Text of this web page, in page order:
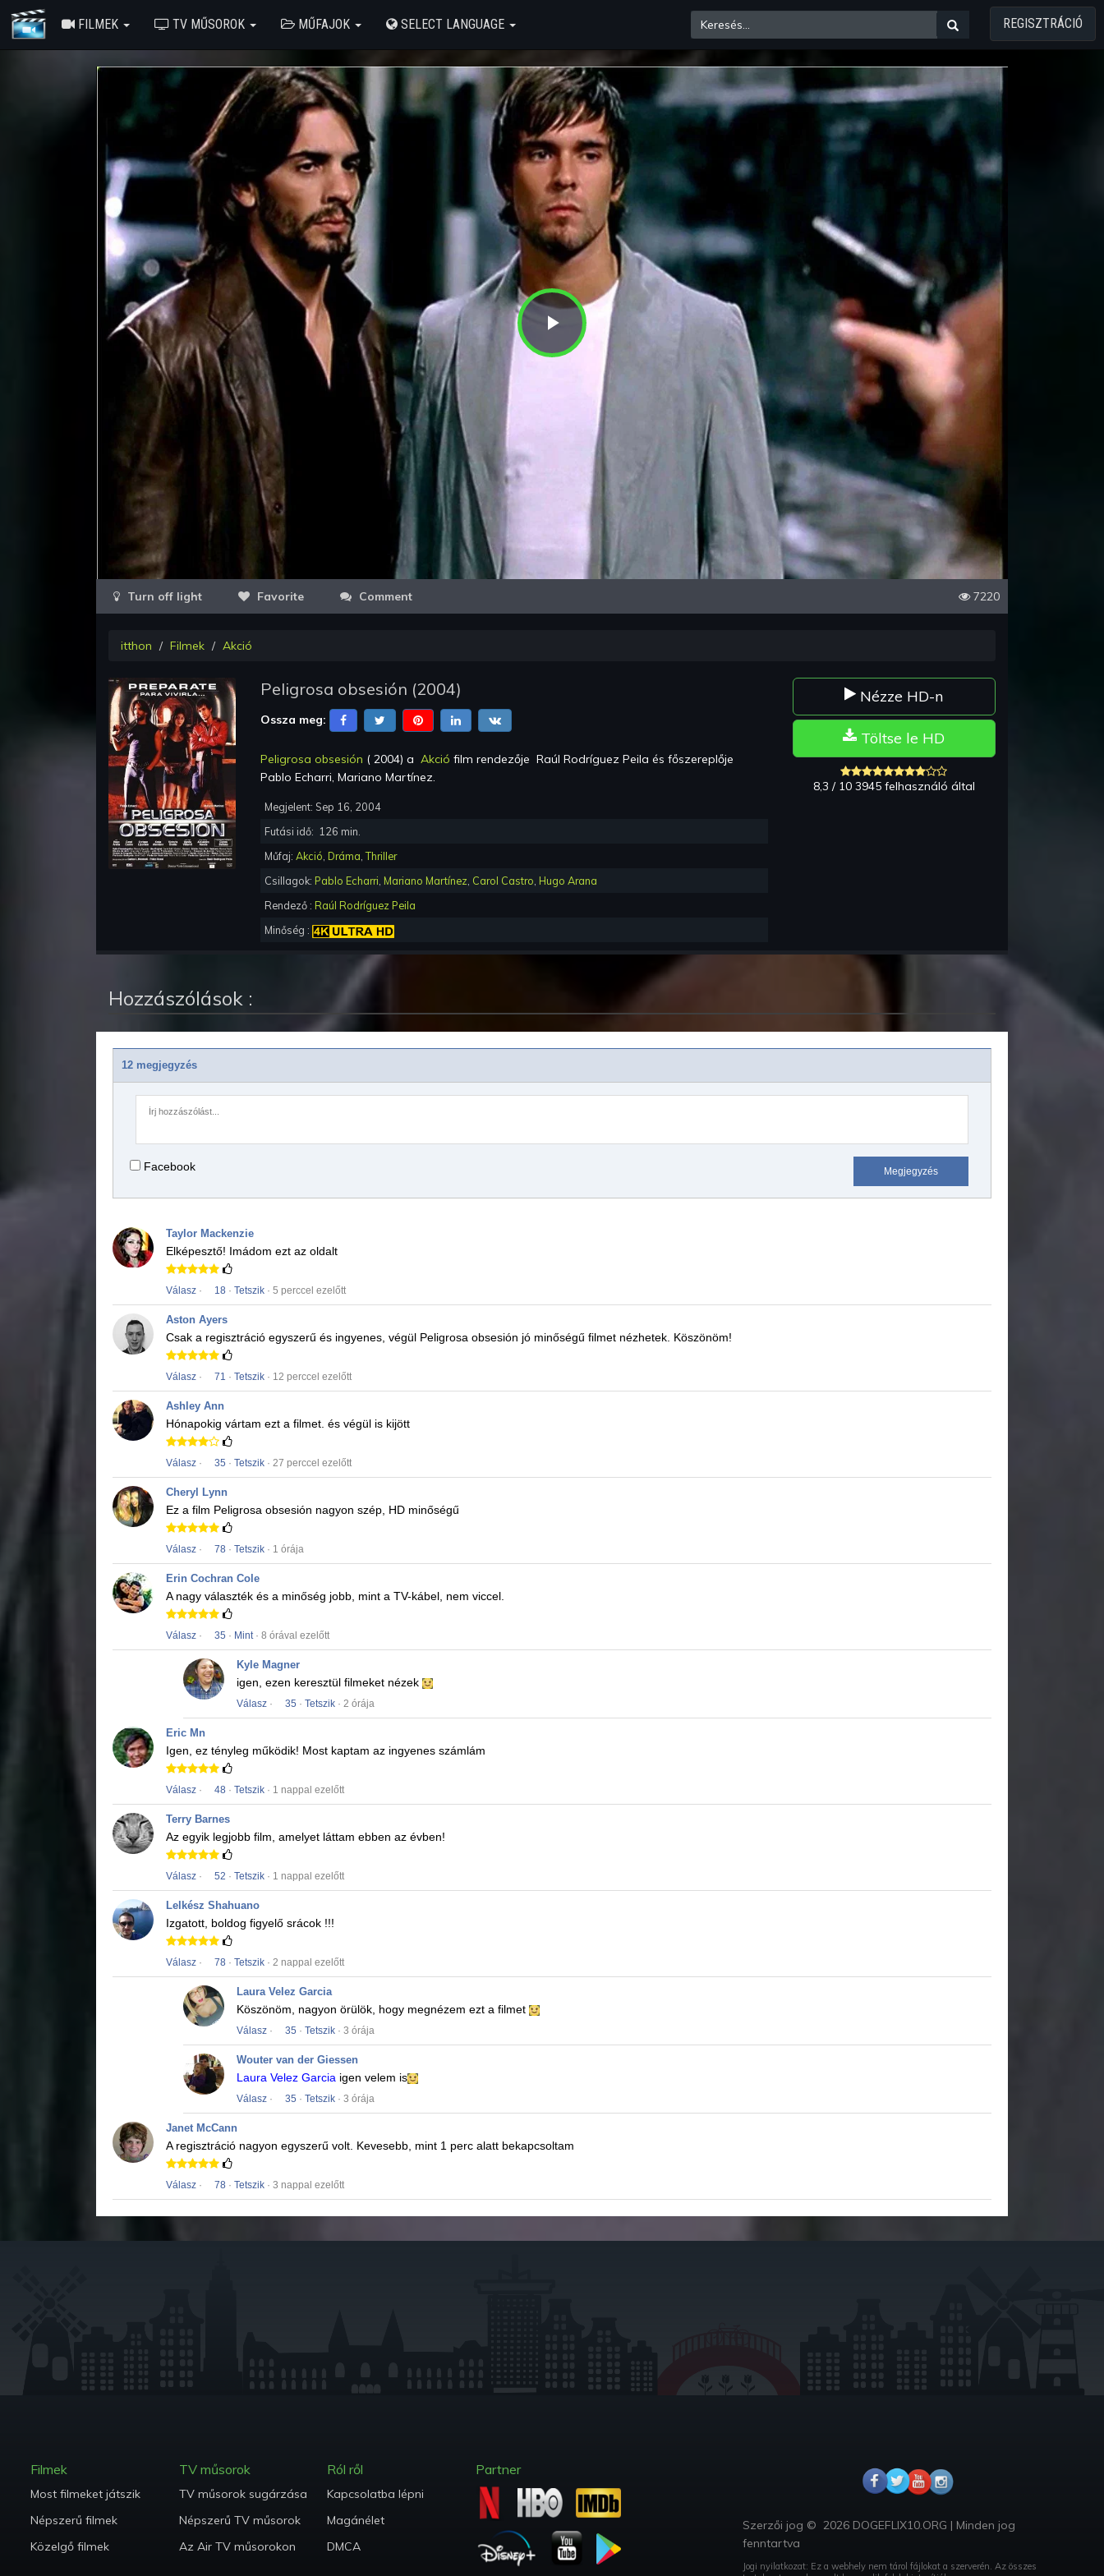
FILMEK TV MŰSOROK MŰFAJOK SELECT LANGUAGE REGISZTRÁCIÓ
Play
Video
Favorite Comment 7220
itthon Filmek Akció
Peligrosa obsesión (2004)
Ossza meg:
Peligrosa obsesión ( 2004) a Akció film rendezője Raúl Rodríguez Peila és főszereplője
Pablo Echarri, Mariano Martínez.
Megjelent: Sep 16, 2004
Futási idő: 126 min.
Műfaj: Akció, Dráma,Thriller
Csillagok: Pablo Echarri, Mariano Martínez, Carol Castro, Hugo Arana
Rendező : Raúl Rodríguez Peila
Minőség :
Nézze HD-n
Töltse le HD
8,3 / 10 3945 felhasználó által
Hozzászólások :
12 megjegyzés
Facebook Megjegyzés
Taylor Mackenzie
Elképesztő! Imádom ezt az oldalt
Válasz · 18 · Tetszik · 5 perccel ezelőtt
Aston Ayers
Csak a regisztráció egyszerű és ingyenes, végül Peligrosa obsesión jó minőségű filmet nézhetek. Köszönöm!
Válasz · 71 · Tetszik · 12 perccel ezelőtt
Ashley Ann
Hónapokig vártam ezt a filmet. és végül is kijött
Válasz · 35 · Tetszik · 27 perccel ezelőtt
Cheryl Lynn
Ez a film Peligrosa obsesión nagyon szép, HD minőségű
Válasz · 78 · Tetszik · 1 órája
Erin Cochran Cole
A nagy választék és a minőség jobb, mint a TV-kábel, nem viccel.
Válasz · 35 · Mint· 8 órával ezelőtt
Kyle Magner
igen, ezen keresztül filmeket nézek
Válasz · 35 · Tetszik · 2 órája
Eric Mn
Igen, ez tényleg működik! Most kaptam az ingyenes számlám
Válasz · 48 · Tetszik · 1 nappal ezelőtt
Terry Barnes
Az egyik legjobb film, amelyet láttam ebben az évben!
Válasz · 52 · Tetszik · 1 nappal ezelőtt
Lelkész Shahuano
Izgatott, boldog figyelő srácok !!!
Válasz · 78 · Tetszik · 2 nappal ezelőtt
Laura Velez Garcia
Köszönöm, nagyon örülök, hogy megnézem ezt a filmet
Válasz · 35 · Tetszik · 3 órája
Wouter van der Giessen
Laura Velez Garcia igen velem is
Válasz · 35 · Tetszik · 3 órája
Janet McCann
A regisztráció nagyon egyszerű volt. Kevesebb, mint 1 perc alatt bekapcsoltam
Válasz · 78 · Tetszik · 3 nappal ezelőtt
Filmek
Most filmeket játszik
Népszerű filmek
Közelgő filmek
TV műsorok
TV műsorok sugárzása
Népszerű TV műsorok
Az Air TV műsorokon
Ról ről
Kapcsolatba lépni
Magánélet
DMCA
Partner
Szerzői jog © 2026 DOGEFLIX10.ORG | Minden jog
fenntartva
Jogi nyilatkozat: Ez a webhely nem tárol fájlokat a szerverén. Az összes